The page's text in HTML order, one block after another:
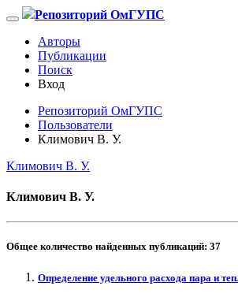
Репозиторий ОмГУПС
Авторы
Публикации
Поиск
Вход
Репозиторий ОмГУПС
Пользователи
Климович В. У.
Климович В. У.
Климович В. У.
Общее количество найденных публикаций: 37
Определение удельного расхода пара и